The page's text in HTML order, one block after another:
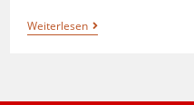
Weiterlesen